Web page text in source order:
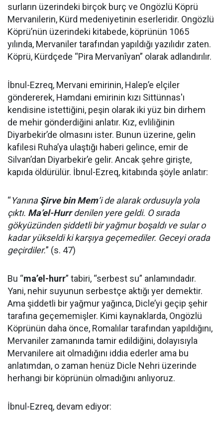
surların üzerindeki birçok burç ve Ongözlü Köprü
Mervanilerin, Kürd medeniyetinin eserleridir. Ongözlü
Köprü’nün üzerindeki kitabede, köprünün 1065
yılında, Mervaniler tarafından yapıldığı yazılıdır zaten.
Köprü, Kürdçede “Pira Mervanîyan” olarak adlandırılır.
İbnul-Ezreq, Mervani emirinin, Halep’e elçiler
göndererek, Hamdani emirinin kızı Sittünnas'ı
kendisine istettiğini, peşin olarak iki yüz bin dirhem
de mehir gönderdiğini anlatır. Kız, evliliğinin
Diyarbekir’de olmasını ister. Bunun üzerine, gelin
kafilesi Ruha’ya ulaştığı haberi gelince, emir de
Silvan’dan Diyarbekir’e gelir. Ancak şehre girişte,
kapıda öldürülür. İbnul-Ezreq, kitabında şöyle anlatır:
“YanınaŞirve bin Mem’i de alarak ordusuyla yola
çıktı. Ma’el-Hurrdenilen yere geldi. O sırada
gökyüzünden şiddetli bir yağmur boşaldı ve sular o
kadar yükseldi ki karşıya geçemediler. Geceyi orada
geçirdiler.” (s. 47)
Bu “ma’el-hurr” tabiri, “serbest su” anlamındadır.
Yani, nehir suyunun serbestçe aktığı yer demektir.
Ama şiddetli bir yağmur yağınca, Dicle’yi geçip şehir
tarafına geçememişler. Kimi kaynaklarda, Ongözlü
Köprünün daha önce, Romalılar tarafından yapıldığını,
Mervaniler zamanında tamir edildiğini, dolayısıyla
Mervanilere ait olmadığını iddia ederler ama bu
anlatımdan, o zaman henüz Dicle Nehri üzerinde
herhangi bir köprünün olmadığını anlıyoruz.
İbnul-Ezreq, devam ediyor: